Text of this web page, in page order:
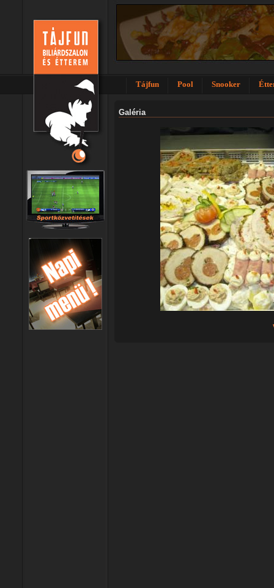
Tájfun Pool Snooker
Galéria